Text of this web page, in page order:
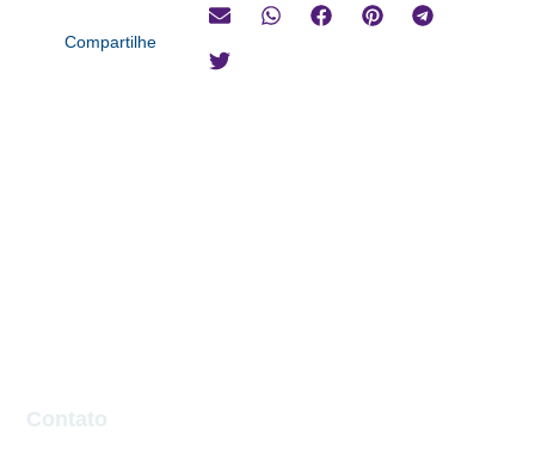
Compartilhe
Contato